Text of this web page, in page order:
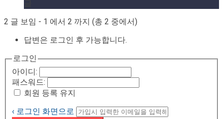
2 글 보임 - 1 에서 2 까지 (총 2 중에서)
답변은 로그인 후 가능합니다.
로그인
아이디:
패스워드:
회원 등록 유지
‹ 로그인 화면으로